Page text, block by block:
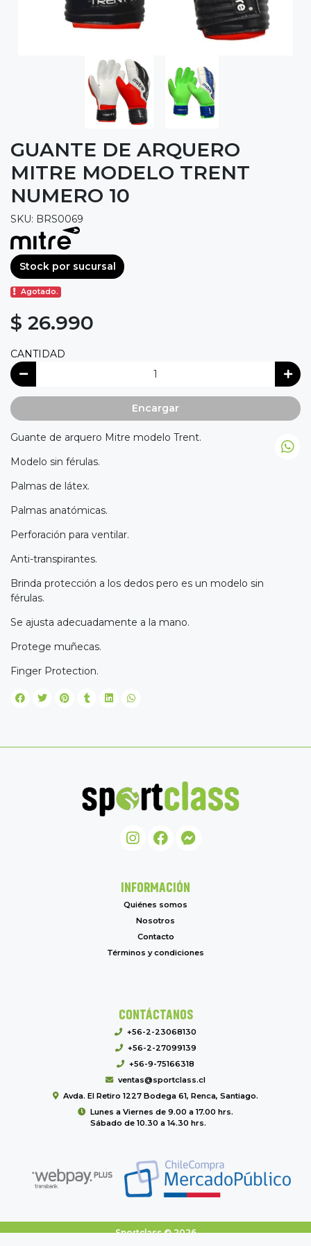
GUANTE DE ARQUERO
MITRE MODELO TRENT
NUMERO 10
SKU: BRS0069
Stock por sucursal
Agotado.
$ 26.990
CANTIDAD
Encargar
Guante de arquero Mitre modelo Trent.
Modelo sin férulas.
Palmas de látex.
Palmas anatómicas.
Perforación para ventilar.
Anti-transpirantes.
Brinda protección a los dedos pero es un modelo sin
férulas.
Se ajusta adecuadamente a la mano.
Protege muñecas.
Finger Protection.
INFORMACIÓN
Quiénes somos
Nosotros
Contacto
Términos y condiciones
CONTÁCTANOS
+56-2-23068130
+56-2-27099139
+56-9-75166318
ventas@sportclass.cl
Avda. El Retiro 1227 Bodega 61, Renca, Santiago.
Lunes a Viernes de 9.00 a 17.00 hrs.
Sábado de 10.30 a 14.30 hrs.
Sportclass © 2026